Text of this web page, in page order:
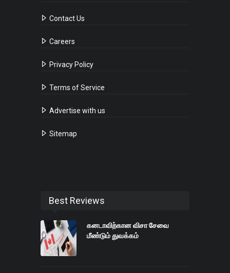
Contact Us
Careers
Privacy Policy
Terms of Service
Advertise with us
Sitemap
Best Reviews
கனடாவிற்கான விசா சேவை
மீண்டும் துவக்கம்